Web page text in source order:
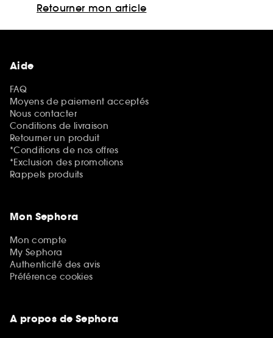
Retourner mon article
Aide
FAQ
Moyens de paiement acceptés
Nous contacter
Conditions de livraison
Retourner un produit
*Conditions de nos offres
*Exclusion des promotions
Rappels produits
Mon Sephora
Mon compte
My Sephora
Authenticité des avis
Préférence cookies
A propos de Sephora